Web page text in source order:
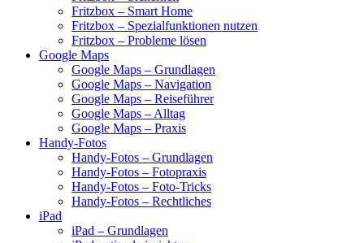
Fritzbox – Smart Home
Fritzbox – Spezialfunktionen nutzen
Fritzbox – Probleme lösen
Google Maps
Google Maps – Grundlagen
Google Maps – Navigation
Google Maps – Reiseführer
Google Maps – Alltag
Google Maps – Praxis
Handy-Fotos
Handy-Fotos – Grundlagen
Handy-Fotos – Fotopraxis
Handy-Fotos – Foto-Tricks
Handy-Fotos – Rechtliches
iPad
iPad – Grundlagen